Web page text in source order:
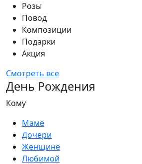
Розы
Повод
Композиции
Подарки
Акция
Смотреть все
День Рождения
Кому
Маме
Дочери
Женщине
Любимой